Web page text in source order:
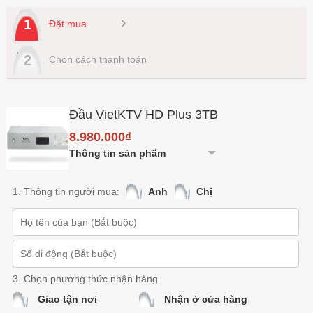
1 Đặt mua ›
2 Chọn cách thanh toán
Đầu VietKTV HD Plus 3TB
8.980.000₫
Thông tin sản phẩm
1. Thông tin người mua: Anh Chị
3. Chọn phương thức nhận hàng
Giao tận nơi
Nhận ở cửa hàng